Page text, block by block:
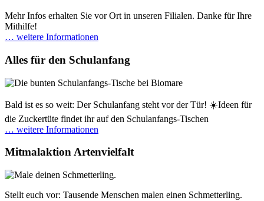
Mehr Infos erhalten Sie vor Ort in unseren Filialen. Danke für Ihre
Mithilfe!
… weitere Informationen
Alles für den Schulanfang
Bald ist es so weit: Der Schulanfang steht vor der Tür! ☀️Ideen für
die Zuckertüte findet ihr auf den Schulanfangs-Tischen
… weitere Informationen
Mitmalaktion Artenvielfalt
Stellt euch vor: Tausende Menschen malen einen Schmetterling.